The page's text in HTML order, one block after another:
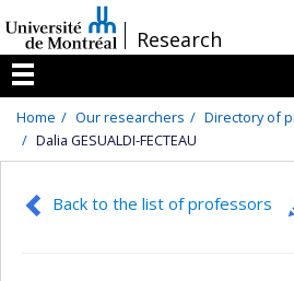
au
contenu
/Research
Menu
Home Our researchers
Directory of
Dalia GESUALDI-FECTEAU
Back to the list of professors